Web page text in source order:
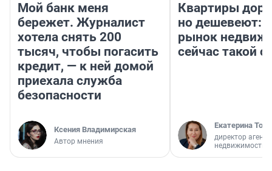
Мой банк меня
бережет. Журналист
хотела снять 200
тысяч, чтобы погасить
кредит, — к ней домой
приехала служба
безопасности
Ксения Владимирская
Автор мнения
Квартиры
но дешевеют:
рынок
сейчас такой
Екатерина
директор
недвижимости